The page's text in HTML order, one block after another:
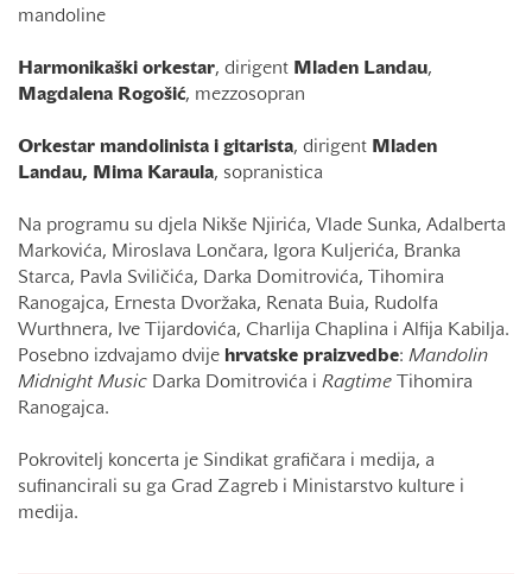
mandoline
Harmonikaški orkestar, dirigent Mladen Landau,
Magdalena Rogošić, mezzosopran
Orkestar mandolinista i gitarista, dirigent Mladen
Landau,
Mima Karaula, sopranistica
Na programu su djela Nikše Njirića, Vlade Sunka, Adalberta
Markovića, Miroslava Lončara, Igora Kuljerića, Branka
Starca, Pavla Sviličića, Darka Domitrovića, Tihomira
Ranogajca, Ernesta Dvoržaka, Renata Buia, Rudolfa
Wurthnera, Ive Tijardovića, Charlija Chaplina i Alfija Kabilja.
Posebno izdvajamo dvije hrvatske praizvedbe: Mandolin
Midnight Music Darka Domitrovića i Ragtime Tihomira
Ranogajca.
Pokrovitelj koncerta je Sindikat grafičara i medija, a
sufinancirali su ga Grad Zagreb i Ministarstvo kulture i
medija.